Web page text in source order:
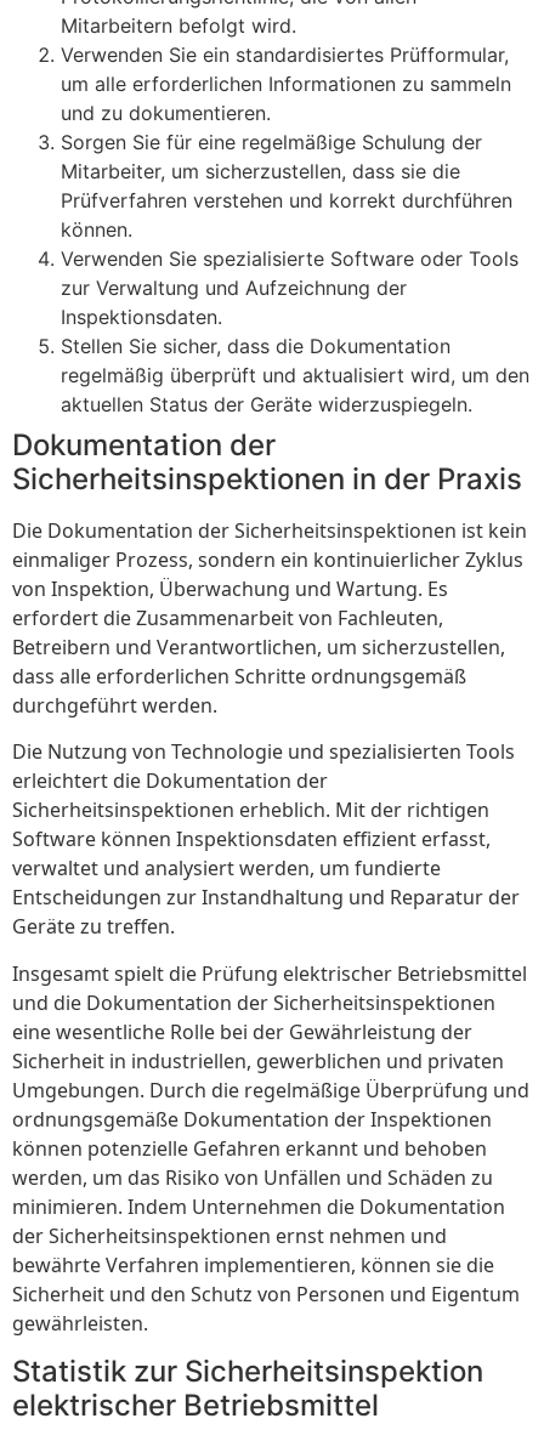
Mitarbeitern befolgt wird.
Verwenden Sie ein standardisiertes Prüfformular,
um alle erforderlichen Informationen zu sammeln
und zu dokumentieren.
Sorgen Sie für eine regelmäßige Schulung der
Mitarbeiter, um sicherzustellen, dass sie die
Prüfverfahren verstehen und korrekt durchführen
können.
Verwenden Sie spezialisierte Software oder Tools
zur Verwaltung und Aufzeichnung der
Inspektionsdaten.
Stellen Sie sicher, dass die Dokumentation
regelmäßig überprüft und aktualisiert wird, um den
aktuellen Status der Geräte widerzuspiegeln.
Dokumentation der
Sicherheitsinspektionen in der Praxis
Die Dokumentation der Sicherheitsinspektionen ist kein
einmaliger Prozess, sondern ein kontinuierlicher Zyklus
von Inspektion, Überwachung und Wartung. Es
erfordert die Zusammenarbeit von Fachleuten,
Betreibern und Verantwortlichen, um sicherzustellen,
dass alle erforderlichen Schritte ordnungsgemäß
durchgeführt werden.
Die Nutzung von Technologie und spezialisierten Tools
erleichtert die Dokumentation der
Sicherheitsinspektionen erheblich. Mit der richtigen
Software können Inspektionsdaten effizient erfasst,
verwaltet und analysiert werden, um fundierte
Entscheidungen zur Instandhaltung und Reparatur der
Geräte zu treffen.
Insgesamt spielt die Prüfung elektrischer Betriebsmittel
und die Dokumentation der Sicherheitsinspektionen
eine wesentliche Rolle bei der Gewährleistung der
Sicherheit in industriellen, gewerblichen und privaten
Umgebungen. Durch die regelmäßige Überprüfung und
ordnungsgemäße Dokumentation der Inspektionen
können potenzielle Gefahren erkannt und behoben
werden, um das Risiko von Unfällen und Schäden zu
minimieren. Indem Unternehmen die Dokumentation
der Sicherheitsinspektionen ernst nehmen und
bewährte Verfahren implementieren, können sie die
Sicherheit und den Schutz von Personen und Eigentum
gewährleisten.
Statistik zur Sicherheitsinspektion
elektrischer Betriebsmittel